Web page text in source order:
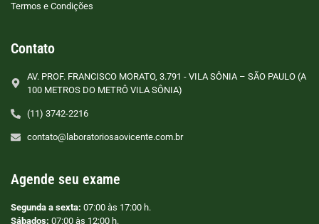
Termos e Condições
Contato
AV. PROF. FRANCISCO MORATO, 3.791 - VILA SÔNIA – SÃO PAULO (A
100 METROS DO METRÔ VILA SÔNIA)
(11) 3742-2216
contato@laboratoriosaovicente.com.br
Agende seu exame
Segunda a sexta: 07:00 às 17:00 h.
Sábados: 07:00 às 12:00 h.